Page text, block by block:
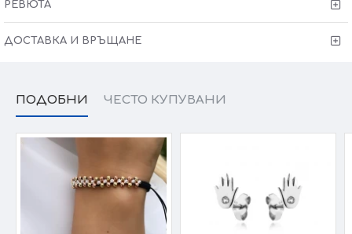
РЕВЮТА
ДОСТАВКА И ВРЪЩАНЕ
ПОДОБНИ ЧЕСТО КУПУВАНИ